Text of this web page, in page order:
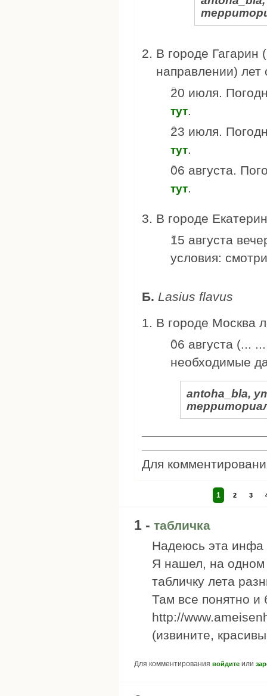
В городе Гагарин
направлении) лет
20 июля.
тут
23 июля.
тут.
06 августа.
тут.
В городе
15 августа
условия:
Б. Lasius flavus
В городе Москва
06 августа (...
необходимые
antoha_bla,
Для
1 2 3
1 - табличка
Надеюсь эта инфа
Я нашел, на одном
табличку лета
Там все понятно и
http://
(извините,
Для комментирования войдите или